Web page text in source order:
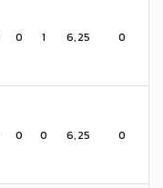
0 1 6,25 0
0 0 6,25 0